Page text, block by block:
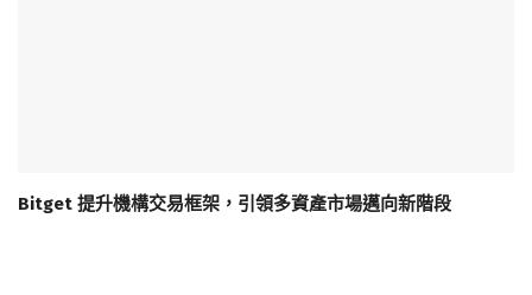
Bitget 提升機構交易框架，引領多資產市場邁向新階段